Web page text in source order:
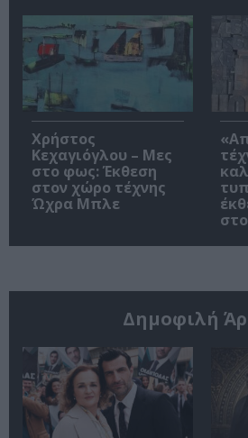
Χρήστος
Κεχαγιόγλου – Μες
στο φως: Έκθεση
στον χώρο τέχνης
Ώχρα Μπλε
Δημοφιλή